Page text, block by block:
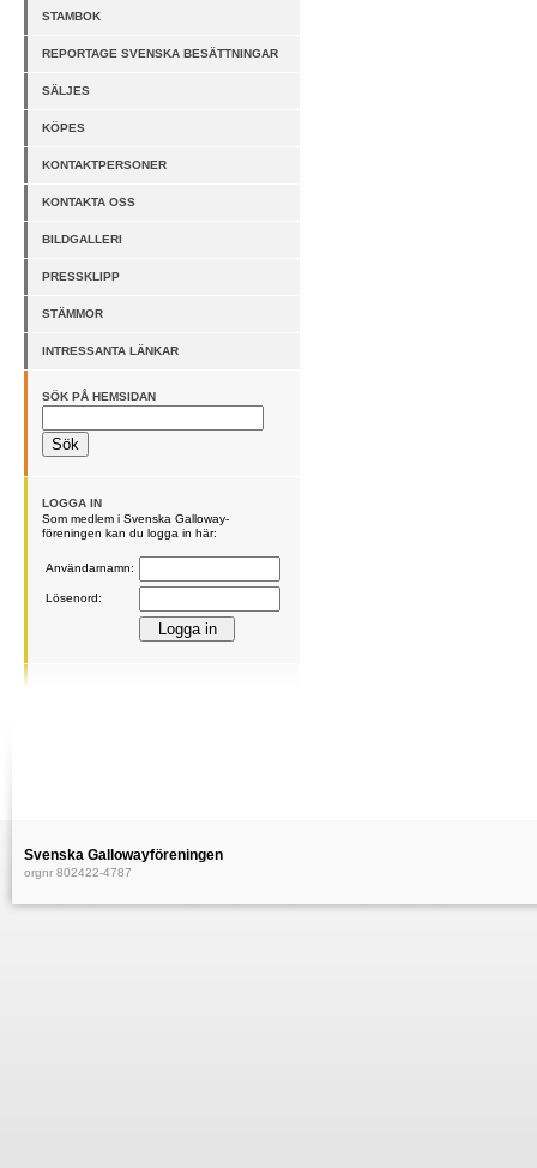
STAMBOK
REPORTAGE SVENSKA BESÄTTNINGAR
SÄLJES
KÖPES
KONTAKTPERSONER
KONTAKTA OSS
BILDGALLERI
PRESSKLIPP
STÄMMOR
INTRESSANTA LÄNKAR
SÖK PÅ HEMSIDAN
LOGGA IN
Som medlem i Svenska Galloway-
föreningen kan du logga in här:
Användarnamn:
Lösenord:
Svenska Gallowayföreningen
orgnr 802422-4787